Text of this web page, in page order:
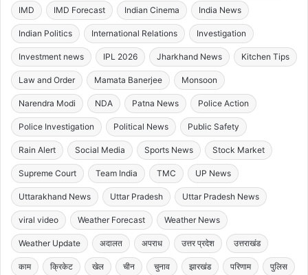
IMD IMD Forecast Indian Cinema India News
Indian Politics International Relations Investigation
Investment news IPL 2026 Jharkhand News Kitchen Tips
Law and Order Mamata Banerjee Monsoon
Narendra Modi NDA Patna News Police Action
Police Investigation Political News Public Safety
Rain Alert Social Media Sports News Stock Market
Supreme Court Team India TMC UP News
Uttarakhand News Uttar Pradesh Uttar Pradesh News
viral video Weather Forecast Weather News
Weather Update अदालत अपराध उत्तर प्रदेश उत्तराखंड
काम क्रिकेट खेल चीन चुनाव झारखंड परिणाम पुलिस